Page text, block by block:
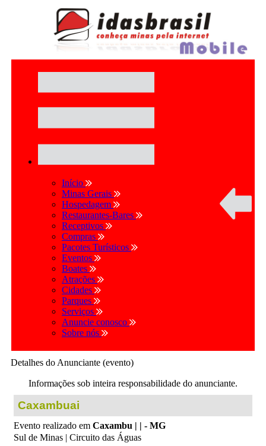
Início
Minas Gerais
Hospedagem
Restaurantes-Bares
Receptivos
Compras
Pacotes Turísticos
Eventos
Boates
Atrações
Cidades
Parques
Serviços
Anuncie conosco
Sobre nós
Detalhes do Anunciante (evento)
Informações sob inteira responsabilidade do anunciante.
Caxambuai
Evento realizado em Caxambu | | - MG
Sul de Minas | Circuito das Águas